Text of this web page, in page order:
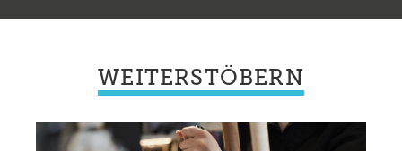
WEITERSTÖBERN